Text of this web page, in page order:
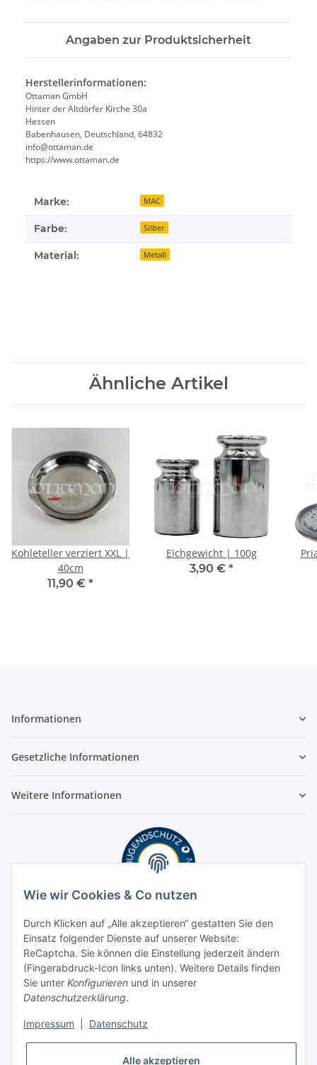
Angaben zur Produktsicherheit
Herstellerinformationen:
Ottaman GmbH
Hinter der Altdörfer Kirche 30a
Hessen
Babenhausen, Deutschland, 64832
info@ottaman.de
https://www.ottaman.de
Marke: MAC
Farbe: Silber
Material: Metall
Ähnliche Artikel
Kohleteller verziert XXL |
40cm
11,90 € *
Eichgewicht | 100g
3,90 € *
Informationen
Gesetzliche Informationen
Weitere Informationen
Wie wir Cookies & Co nutzen
Durch Klicken auf „Alle akzeptieren“ gestatten Sie den
Einsatz folgender Dienste auf unserer Website:
ReCaptcha. Sie können die Einstellung jederzeit ändern
(Fingerabdruck-Icon links unten). Weitere Details finden
Sie unter Konfigurieren und in unserer
Datenschutzerklärung.
Impressum Datenschutz
Alle akzeptieren